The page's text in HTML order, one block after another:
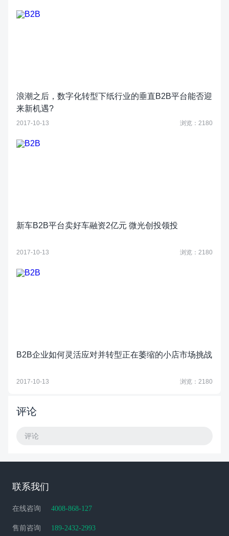
浪潮之后，数字化转型下纸行业的垂直B2B平台能否迎
来新机遇?
2017-10-13 浏览：2180
新车B2B平台卖好车融资2亿元 微光创投领投
2017-10-13 浏览：2180
B2B企业如何灵活应对并转型正在萎缩的小店市场挑战
2017-10-13 浏览：2180
评论
评论
联系我们
在线咨询 4008-868-127
售前咨询 189-2432-2993